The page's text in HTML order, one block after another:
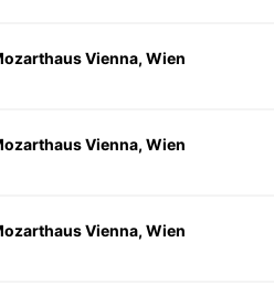
Vienna, Wien
Vienna, Wien
Vienna, Wien